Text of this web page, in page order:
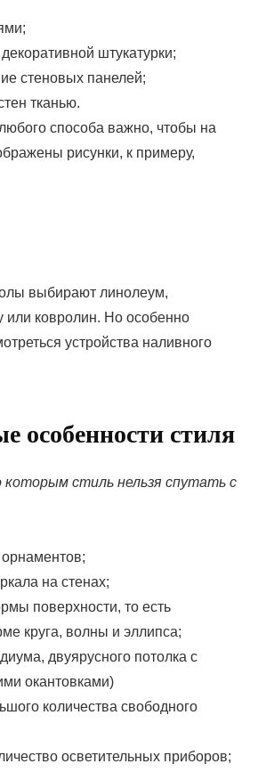
штукатурки;
стеновых панелей;
тканью.
способа важно, чтобы на
рисунки, к примеру,
выбирают линолеум,
или ковролин. Но особенно
устройства наливного
особенности стиля
стиль нельзя спутать с
на стенах;
поверхности, то есть
круга, волны и эллипса;
двуярусного потолка с
окантовками)
количества свободного
осветительных приборов;